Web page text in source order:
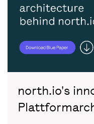
north.io's